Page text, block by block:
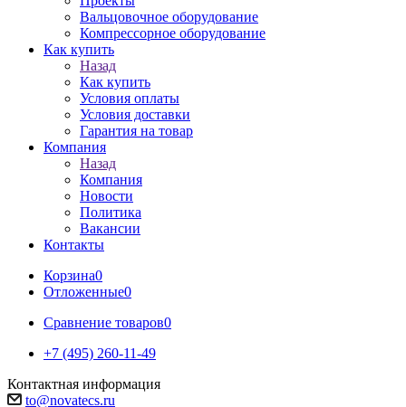
Вальцовочное оборудование
Компрессорное оборудование
Как купить
Назад
Как купить
Условия оплаты
Условия доставки
Гарантия на товар
Компания
Назад
Компания
Новости
Политика
Вакансии
Контакты
Корзина0
Отложенные0
Сравнение товаров0
+7 (495) 260-11-49
Контактная информация
to@novatecs.ru